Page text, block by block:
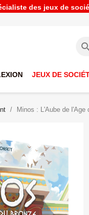
des jeux de
JEUX DE
Minos : L'Aube de l'Age